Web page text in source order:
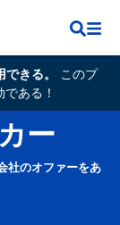
きる。
このプ
ある！
ー
社のオファーをあ